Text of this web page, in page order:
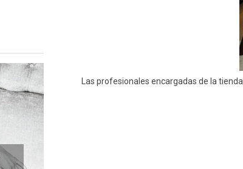
Las profesionales encargadas de la tienda